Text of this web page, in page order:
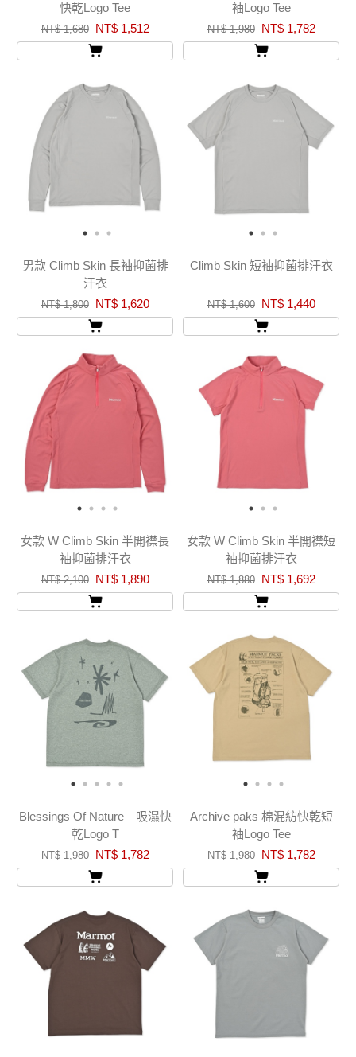
快乾Logo Tee
NT$ 1,680 NT$ 1,512
袖Logo Tee
NT$ 1,980 NT$ 1,782
男款 Climb Skin 長袖抑菌排
汗衣
NT$ 1,800 NT$ 1,620
Climb Skin 短袖抑菌排汗衣
NT$ 1,600 NT$ 1,440
女款 W Climb Skin 半開襟長
袖抑菌排汗衣
NT$ 2,100 NT$ 1,890
女款 W Climb Skin 半開襟短
袖抑菌排汗衣
NT$ 1,880 NT$ 1,692
Blessings Of Nature｜吸濕快
乾Logo T
NT$ 1,980 NT$ 1,782
Archive paks 棉混紡快乾短
袖Logo Tee
NT$ 1,980 NT$ 1,782